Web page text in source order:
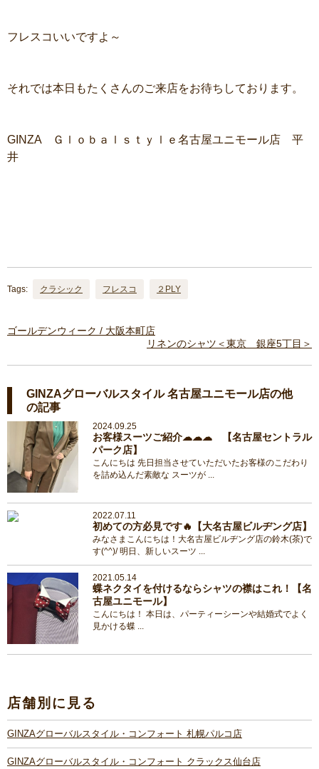
フレスコいいですよ～
それでは本日もたくさんのご来店をお待ちしております。
GINZA Ｇｌｏｂａｌｓｔｙｌｅ名古屋ユニモール店 平
井
Tags: クラシック フレスコ ２PLY
ゴールデンウィーク / 大阪本町店
リネンのシャツ＜東京 銀座5丁目＞
GINZAグローバルスタイル 名古屋ユニモール店の他
の記事
2024.09.25
お客様スーツご紹介☁☁☁ 【名古屋セントラル
パーク店】
こんにちは 先日担当させていただいたお客様のこだわり
を詰め込んだ素敵な スーツが ...
2022.07.11
初めての方必見です🔥【大名古屋ビルヂング店】
みなさまこんにちは！大名古屋ビルヂング店の鈴木(茶)で
す(^^)/ 明日、新しいスーツ ...
2021.05.14
蝶ネクタイを付けるならシャツの襟はこれ！【名
古屋ユニモール】
こんにちは！ 本日は、パーティーシーンや結婚式でよく
見かける蝶 ...
店舗別に見る
GINZAグローバルスタイル・コンフォート 札幌パルコ店
GINZAグローバルスタイル・コンフォート クラックス仙台店